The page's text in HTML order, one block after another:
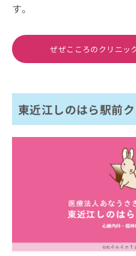
す。
ぜぜこころのクリニッ
東近江しのはら駅前